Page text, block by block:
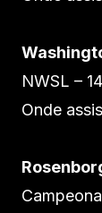
NWSL –
Onde